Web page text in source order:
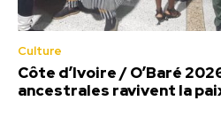
Culture
Côte d’Ivoire / O’Baré
ancestrales ravivent la